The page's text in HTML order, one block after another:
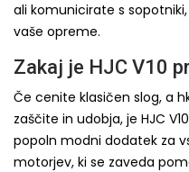
ali komunicirate s
vaše opreme.
Zakaj je HJC V10
Če cenite klasičen slog, a
zaščite in udobja, je HJC
popoln modni dodatek za
motorjev, ki se zaveda